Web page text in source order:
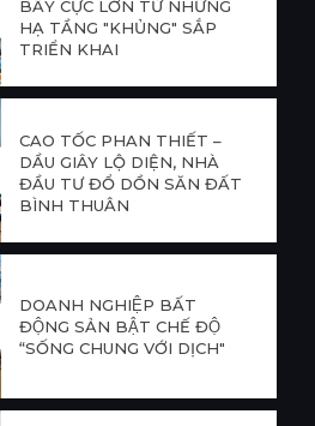
BẨY CỰC LỚN TỪ NHỮNG
HẠ TẦNG "KHỦNG" SẮP
TRIỂN KHAI
CAO TỐC PHAN THIẾT –
DẦU GIÂY LỘ DIỆN, NHÀ
ĐẦU TƯ ĐỔ DỒN SĂN ĐẤT
BÌNH THUẬN
DOANH NGHIỆP BẤT
ĐỘNG SẢN BẬT CHẾ ĐỘ
“SỐNG CHUNG VỚI DỊCH"